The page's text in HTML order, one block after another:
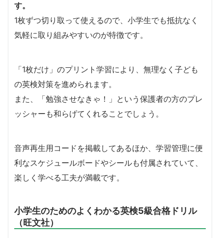
す。
1枚ずつ切り取って使えるので、小学生でも抵抗なく
気軽に取り組みやすいのが特徴です。
「1枚だけ」のプリント学習により、無理なく子ども
の英検対策を進められます。
また、「勉強させなきゃ！」という保護者の方のプレ
ッシャーも和らげてくれることでしょう。
音声再生用コードを掲載してあるほか、学習管理に便
利なスケジュールボードやシールも付属されていて、
楽しく学べる工夫が満載です。
小学生のためのよくわかる英検5級合格ドリル
（旺文社）